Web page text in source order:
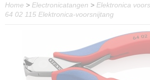
Home > Electronicatangen > Elektronica
64 02 115 Elektronica-voorsnijtang